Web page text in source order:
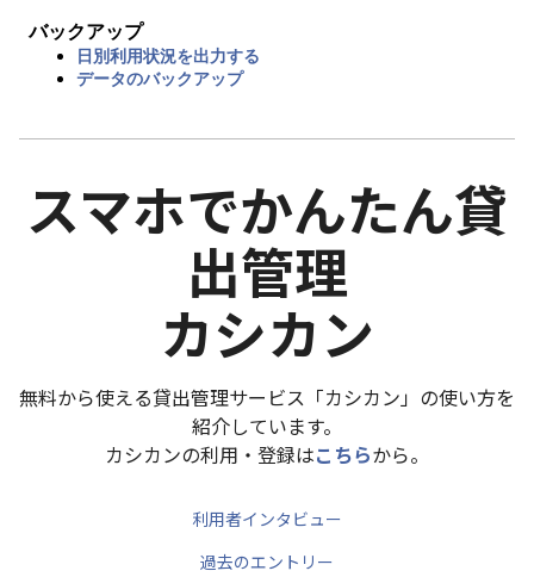
バックアップ
日別利用状況を出力する
データのバックアップ
スマホでかんたん貸
出管理
カシカン
無料から使える貸出管理サービス「カシカン」の使い方を
紹介しています。
カシカンの利用・登録はこちらから。
利用者インタビュー
過去のエントリー